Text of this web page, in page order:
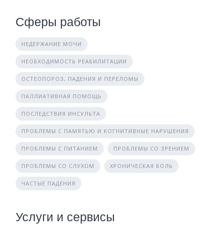
Сферы работы
НЕДЕРЖАНИЕ МОЧИ
НЕОБХОДИМОСТЬ РЕАБИЛИТАЦИИ
ОСТЕОПОРОЗ, ПАДЕНИЯ И ПЕРЕЛОМЫ
ПАЛЛИАТИВНАЯ ПОМОЩЬ
ПОСЛЕДСТВИЯ ИНСУЛЬТА
ПРОБЛЕМЫ С ПАМЯТЬЮ И КОГНИТИВНЫЕ НАРУШЕНИЯ
ПРОБЛЕМЫ С ПИТАНИЕМ ПРОБЛЕМЫ СО ЗРЕНИЕМ
ПРОБЛЕМЫ СО СЛУХОМ ХРОНИЧЕСКАЯ БОЛЬ
ЧАСТЫЕ ПАДЕНИЯ
Услуги и сервисы